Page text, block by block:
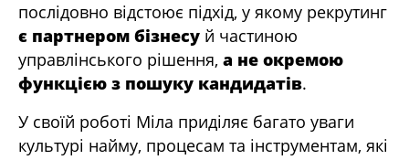
послідовно відстоює підхід, у якому рекрутинг
є партнером бізнесу й частиною
управлінського рішення, а не окремою
функцією з пошуку кандидатів.
У своїй роботі Міла приділяє багато уваги
культурі найму, процесам та інструментам, які